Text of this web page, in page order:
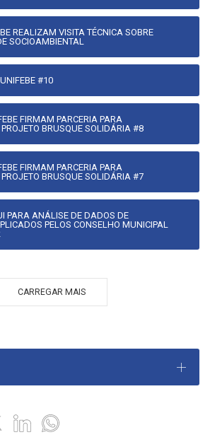
REALIZAM VISITA TÉCNICA SOBRE
SOCIOAMBIENTAL
#10
FIRMAM PARCERIA PARA
BRUSQUE SOLIDÁRIA #8
FIRMAM PARCERIA PARA
BRUSQUE SOLIDÁRIA #7
PARA ANÁLISE DE DADOS DE
PELOS CONSELHO MUNICIPAL
CARREGAR MAIS